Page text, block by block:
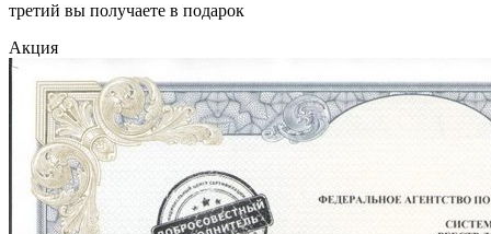
третий вы получаете в подарок
Акция